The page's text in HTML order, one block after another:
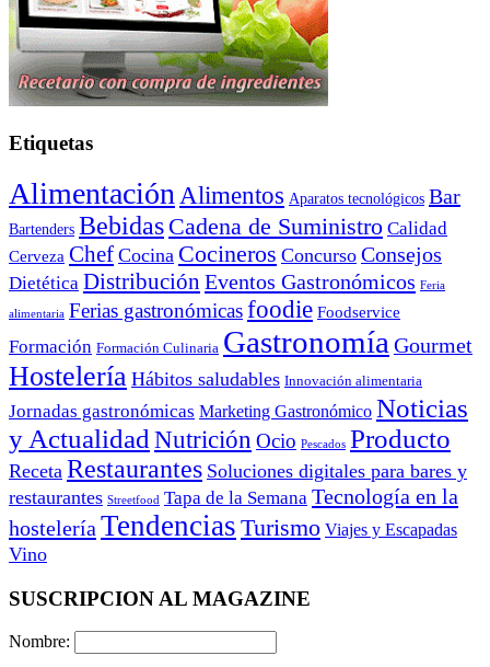
Etiquetas
Alimentación Alimentos Aparatos tecnológicos Bar
Bartenders Bebidas Cadena de Suministro Calidad
Cerveza Chef Cocina Cocineros Concurso Consejos
Dietética Distribución Eventos Gastronómicos Feria
alimentaria Ferias gastronómicasfoodie Foodservice
Formación Formación Culinaria Gastronomía Gourmet
Hostelería Hábitos saludables Innovación alimentaria
Jornadas gastronómicas Marketing Gastronómico Noticias
y Actualidad Nutrición Ocio Pescados Producto
Receta Restaurantes Soluciones digitales para bares y
restaurantes Streetfood Tapa de la Semana Tecnología en la
hostelería Tendencias Turismo Viajes y Escapadas
Vino
SUSCRIPCION AL MAGAZINE
Nombre: